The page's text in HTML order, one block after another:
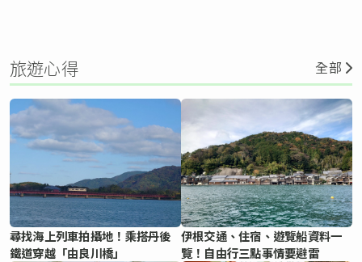
旅遊心得 全部
尋找海上列車拍攝地！乘搭丹後
鐵道穿越「由良川橋」
伊根交通、住宿、遊覽船資料一
覽！自由行三點事情要避雷